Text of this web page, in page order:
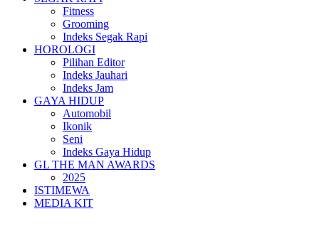
Fitness
Grooming
Indeks Segak Rapi
HOROLOGI
Pilihan Editor
Indeks Jauhari
Indeks Jam
GAYA HIDUP
Automobil
Ikonik
Seni
Indeks Gaya Hidup
GL THE MAN AWARDS
2025
ISTIMEWA
MEDIA KIT